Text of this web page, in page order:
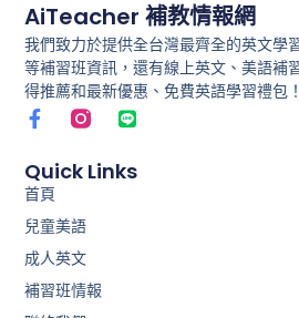
AiTeacher 補教情報網
我們致力於提供全台灣最齊全的英文學
等補習班資訊，還有線上英文、美語補
得推薦和最新優惠、免費英語學習禮包！
F
a
e
b
o
o
k
-
f
L
i
e
Quick Links
首頁
兒童美語
成人英文
補習班情報